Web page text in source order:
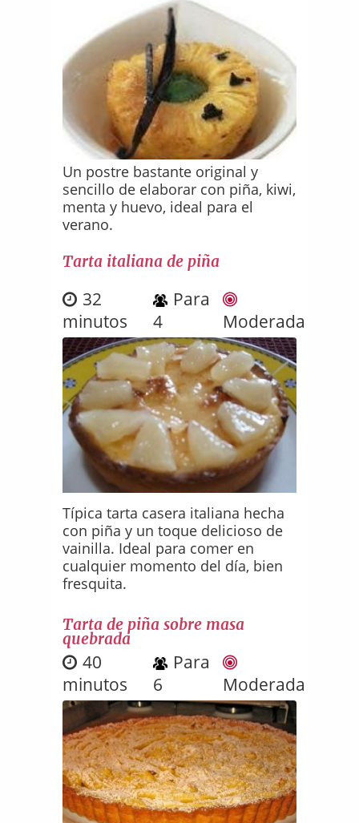
Un postre bastante original y
sencillo de elaborar con piña, kiwi,
menta y huevo, ideal para el
verano.
Tarta italiana de piña
32
minutos
Para
4
Moderada
Típica tarta casera italiana hecha
con piña y un toque delicioso de
vainilla. Ideal para comer en
cualquier momento del día, bien
fresquita.
Tarta de piña sobre masa
quebrada
40
minutos
Para
6
Moderada